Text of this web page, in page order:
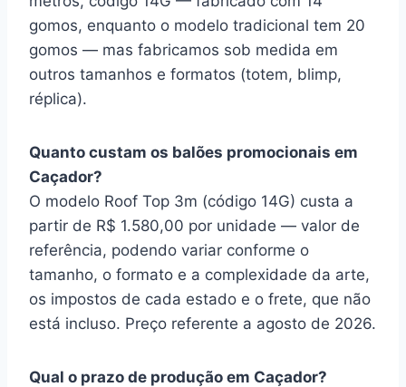
gomos, enquanto o modelo tradicional tem 20
gomos — mas fabricamos sob medida em
outros tamanhos e formatos (totem, blimp,
réplica).
Quanto custam os balões promocionais em
Caçador?
O modelo Roof Top 3m (código 14G) custa a
partir de R$ 1.580,00 por unidade — valor de
referência, podendo variar conforme o
tamanho, o formato e a complexidade da arte,
os impostos de cada estado e o frete, que não
está incluso. Preço referente a agosto de 2026.
Qual o prazo de produção em Caçador?